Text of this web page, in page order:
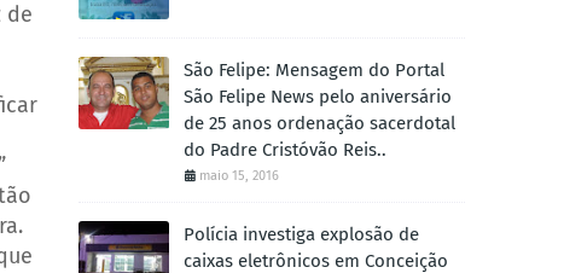
de
São Felipe: Mensagem do Portal
São Felipe News pelo aniversário
de 25 anos ordenação sacerdotal
do Padre Cristóvão Reis..
maio 15, 2016
Polícia investiga explosão de
caixas eletrônicos em Conceição